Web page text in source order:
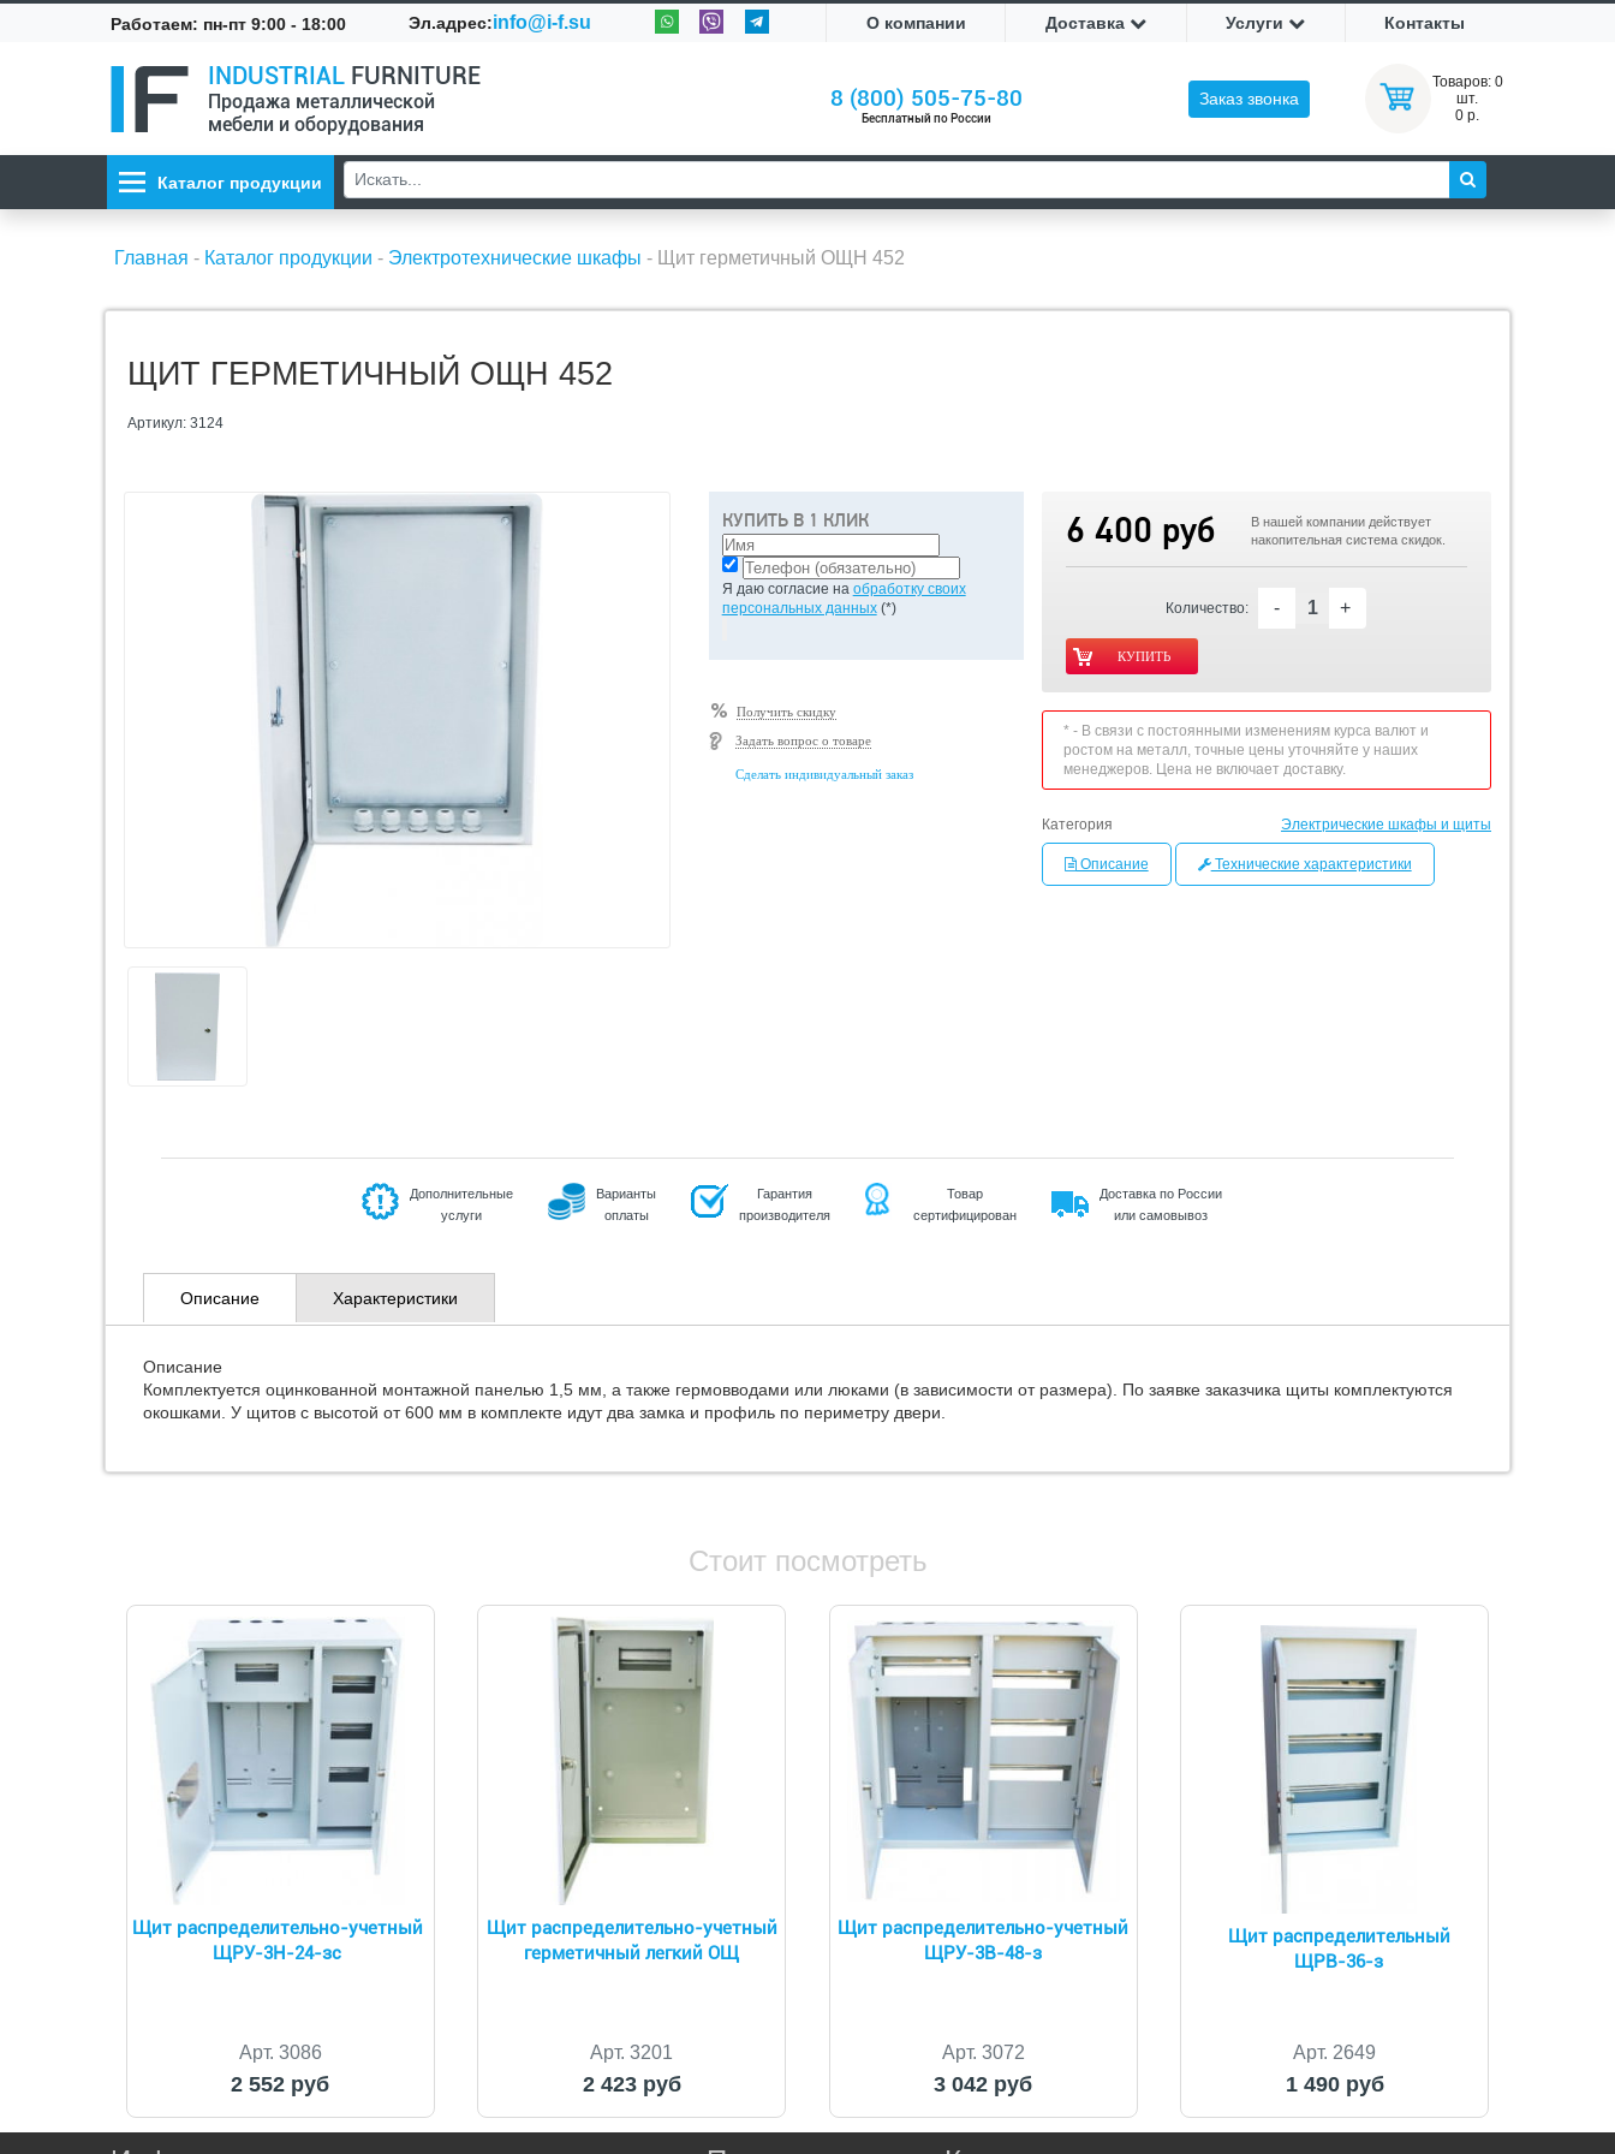
Работаем: пн-пт 9:00 - 18:00 Эл.адрес:info@i-f.su О компании Доставка Услуги Контакты
INDUSTRIAL FURNITURE
Продажа металлической
мебели и оборудования
8 (800) 505-75-80
Бесплатный по России
Заказ звонка
Товаров: 0
шт.
0 р.
Каталог продукции
Главная - Каталог продукции - Электротехнические шкафы - Щит герметичный ОЩН 452
ЩИТ ГЕРМЕТИЧНЫЙ ОЩН 452
Артикул: 3124
КУПИТЬ В 1 КЛИК
Я даю согласие на обработку своих
персональных данных(*)
Получить скидку
Задать вопрос о товаре
Сделать индивидуальный заказ
6 400 руб
В нашей компании действует
накопительная система скидок.
Количество: - +
* - В связи с постоянными изменениям курса валют и
ростом на металл, точные цены уточняйте у наших
менеджеров. Цена не включает доставку.
Категория Электрические шкафы и щиты
Описание Технические характеристики
Дополнительные
услуги
Варианты
оплаты
Гарантия
производителя
Товар
сертифицирован
Доставка по России
или самовывоз
Описание Характеристики
Описание
Комплектуется оцинкованной монтажной панелью 1,5 мм, а также гермовводами или люками (в зависимости от размера). По заявке заказчика щиты комплектуются
окошками. У щитов с высотой от 600 мм в комплекте идут два замка и профиль по периметру двери.
Стоит посмотреть
Щит распределительно-учетный
ЩРУ-3Н-24-зс
Арт. 3086
2 552 руб
Щит распределительно-учетный
герметичный легкий ОЩ
Арт. 3201
2 423 руб
Щит распределительно-учетный
ЩРУ-3В-48-з
Арт. 3072
3 042 руб
Щит распределительный
ЩРВ-36-з
Арт. 2649
1 490 руб